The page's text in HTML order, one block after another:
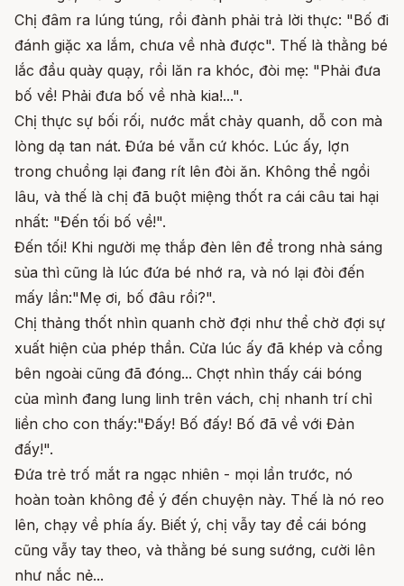
Chị đâm ra lúng túng, rồi đành phải trả lời thực: "Bố đi
đánh giặc xa lắm, chưa về nhà được". Thế là thằng bé
lắc đầu quày quạy, rồi lăn ra khóc, đòi mẹ: "Phải đưa
bố về! Phải đưa bố về nhà kia!...".
Chị thực sự bối rối, nước mắt chảy quanh, dỗ con mà
lòng dạ tan nát. Đứa bé vẫn cứ khóc. Lúc ấy, lợn
trong chuồng lại đang rít lên đòi ăn. Không thể ngồi
lâu, và thế là chị đã buột miệng thốt ra cái câu tai hại
nhất: "Đến tối bố về!".
Đến tối! Khi người mẹ thắp đèn lên để trong nhà sáng
sủa thì cũng là lúc đứa bé nhớ ra, và nó lại đòi đến
mấy lần:"Mẹ ơi, bố đâu rồi?".
Chị thảng thốt nhìn quanh chờ đợi như thể chờ đợi sự
xuất hiện của phép thần. Cửa lúc ấy đã khép và cổng
bên ngoài cũng đã đóng... Chợt nhìn thấy cái bóng
của mình đang lung linh trên vách, chị nhanh trí chỉ
liền cho con thấy:"Đấy! Bố đấy! Bố đã về với Đản
đấy!".
Đứa trẻ trố mắt ra ngạc nhiên - mọi lần trước, nó
hoàn toàn không để ý đến chuyện này. Thế là nó reo
lên, chạy về phía ấy. Biết ý, chị vẫy tay để cái bóng
cũng vẫy tay theo, và thằng bé sung sướng, cười lên
như nắc nẻ...